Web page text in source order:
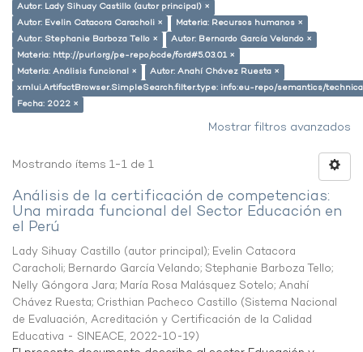
Autor: Lady Sihuay Castillo (autor principal) ×
Autor: Evelin Catacora Caracholi ×
Materia: Recursos humanos ×
Autor: Stephanie Barboza Tello ×
Autor: Bernardo García Velando ×
Materia: http://purl.org/pe-repo/ocde/ford#5.03.01 ×
Materia: Análisis funcional ×
Autor: Anahí Chávez Ruesta ×
xmlui.ArtifactBrowser.SimpleSearch.filter.type: info:eu-repo/semantics/
Fecha: 2022 ×
Mostrar filtros avanzados
Mostrando ítems 1-1 de 1
Análisis de la certificación de competencias:
Una mirada funcional del Sector Educación en
el Perú
Lady Sihuay Castillo (autor principal); Evelin Catacora
Caracholi; Bernardo García Velando; Stephanie Barboza Tello;
Nelly Góngora Jara; María Rosa Malásquez Sotelo; Anahí
Chávez Ruesta; Cristhian Pacheco Castillo (Sistema Nacional
de Evaluación, Acreditación y Certificación de la Calidad
Educativa - SINEACE, 2022-10-19)